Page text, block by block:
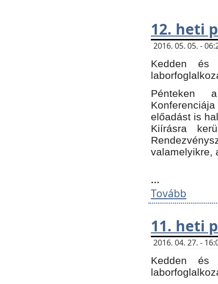
12. heti
2016. 05. 05. -
Kedden és
Pénteken
előadást is
Kiírásra
valamelyikre,
...
Tovább
11. heti
2016. 04. 27. -
Kedden és